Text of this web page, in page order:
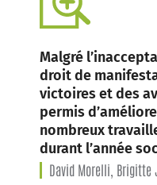
Malgré
droit de
victoires et des
permis
nombreux
durant l’année
David Morelli, Brigitte